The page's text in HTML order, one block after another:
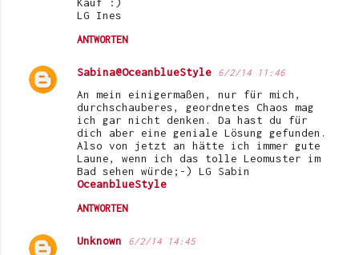
LG Ines
ANTWORTEN
Sabina@OceanblueStyle 6/2/14 11:46
An mein einigermaßen, nur für mich,
durchschauberes, geordnetes Chaos mag
ich gar nicht denken. Da hast du für
dich aber eine geniale Lösung gefunden.
Also von jetzt an hätte ich immer gute
Laune, wenn ich das tolle Leomuster im
Bad sehen würde;-) LG Sabin
OceanblueStyle
ANTWORTEN
Unknown 6/2/14 14:45